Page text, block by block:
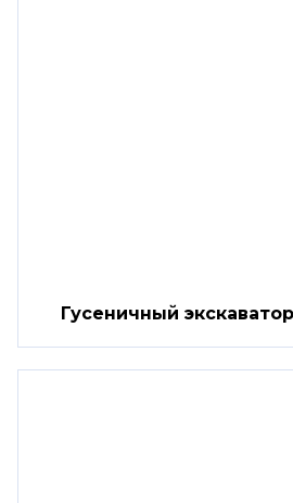
Гусеничный